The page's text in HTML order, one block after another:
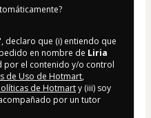
declaro que (i) entiendo que
en nombre de Liria
por el contenido y/o control
de Uso de Hotmart,
de Hotmarty (iii) soy
por un tutor